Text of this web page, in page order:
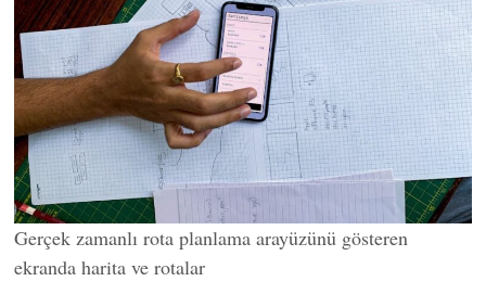
Gerçek zamanlı rota planlama arayüzünü gösteren
ekranda harita ve rotalar